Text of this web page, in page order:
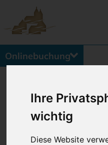
Ihre
wichtig
Diese Website
Onlinebuchung